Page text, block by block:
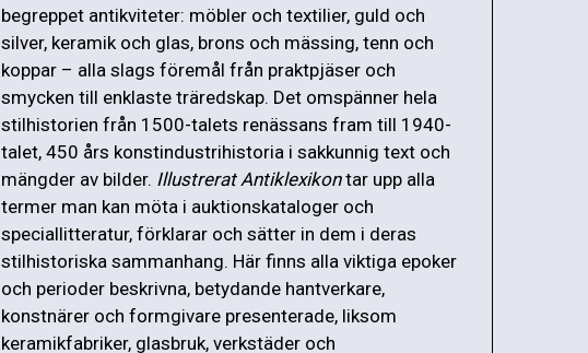
begreppet antikviteter: möbler och textilier, guld och
silver, keramik och glas, brons och mässing, tenn och
koppar – alla slags föremål från praktpjäser och
smycken till enklaste träredskap. Det omspänner hela
stilhistorien från 1500-talets renässans fram till 1940-
talet, 450 års konstindustrihistoria i sakkunnig text och
mängder av bilder. Illustrerat Antiklexikontar upp alla
termer man kan möta i auktionskataloger och
speciallitteratur, förklarar och sätter in dem i deras
stilhistoriska sammanhang. Här finns alla viktiga epoker
och perioder beskrivna, betydande hantverkare,
konstnärer och formgivare presenterade, liksom
keramikfabriker, glasbruk, verkstäder och